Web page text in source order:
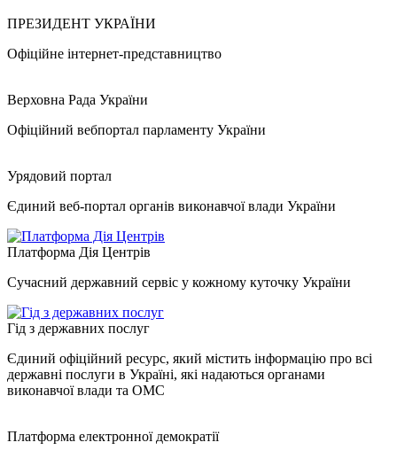
ПРЕЗИДЕНТ УКРАЇНИ
Офіційне інтернет-представництво
Верховна Рада України
Офіційний вебпортал парламенту України
Урядовий портал
Єдиний веб-портал органів виконавчої влади України
Платформа Дія Центрів
Сучасний державний сервіс у кожному куточку України
Гід з державних послуг
Єдиний офіційний ресурс, який містить інформацію про всі
державні послуги в Україні, які надаються органами
виконавчої влади та ОМС
Платформа електронної демократії